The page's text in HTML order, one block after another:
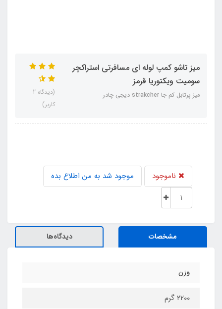
میز تاشو کمپ لوله ای مسافرتی استراکچر
سومیت ویکتوریا قرمز
میز پرتابل کم جا strakcher دیجی چادر
(دیدگاه 2
کاربر)
ناموجود موجود شد به من اطلاع بده
مشخصات دیدگاه‌ها
وزن
۲۲۰۰ گرم